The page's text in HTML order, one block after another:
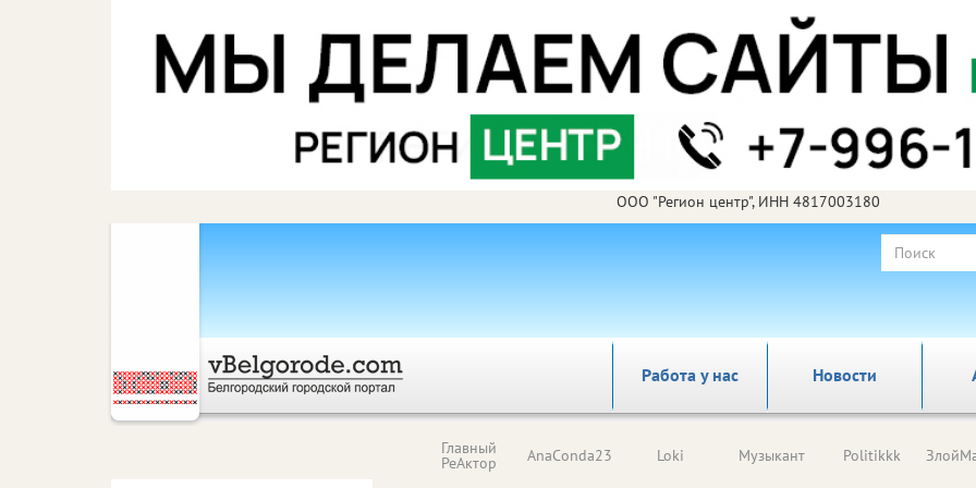
ООО "Регион центр", ИНН 4817003180
Работа у нас Новости
Главный
РеАктор AnaConda23 Loki Музыкант Politikkk